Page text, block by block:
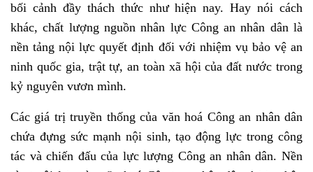
bối cảnh đầy thách thức như hiện nay. Hay nói cách
khác,chất lượng nguồn nhân lực Công an nhân dân là
nền tảng nội lực quyết định đối với nhiệm vụ bảo vệ an
ninh quốc gia, trật tự, an toàn xã hội của đất nước trong
kỷ nguyên vươn mình.
Các giá trị truyền thống của văn hoá Công an nhân dân
chứa đựng sức mạnh nội sinh, tạo động lực trong công
tác và chiến đấu của lực lượng Công an nhân dân. Nền